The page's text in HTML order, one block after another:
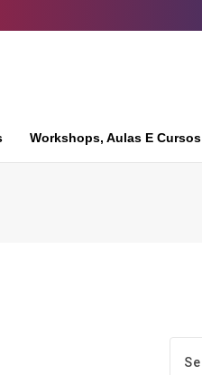
Workshops, Aulas E Cursos